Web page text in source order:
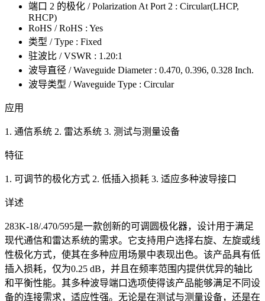
端口 2 的极化 / Polarization At Port 2 : Circular(LHCP,
RHCP)
RoHS / RoHS : Yes
类型 / Type : Fixed
驻波比 / VSWR : 1.20:1
波导直径 / Waveguide Diameter : 0.470, 0.396, 0.328 Inch.
波导类型 / Waveguide Type : Circular
应用
1. 通信系统 2. 雷达系统 3. 测试与测量设备
特征
1. 可调节的极化方式 2. 低插入损耗 3. 适应多种波导接口
详述
283K-18/.470/595是一款创新的可调圆极化器，设计用于满足
现代通信和雷达系统的需求。它支持用户选择右旋、左旋或线
性极化方式，使其在多种应用场景中表现出色。该产品具有低
插入损耗，仅为0.25 dB，并且在频率范围内提供优异的轴比
和平衡性能。其多种波导端口选项使得该产品能够满足不同设
备的连接需求，适应性强。无论是在测试与测量设备，还是在